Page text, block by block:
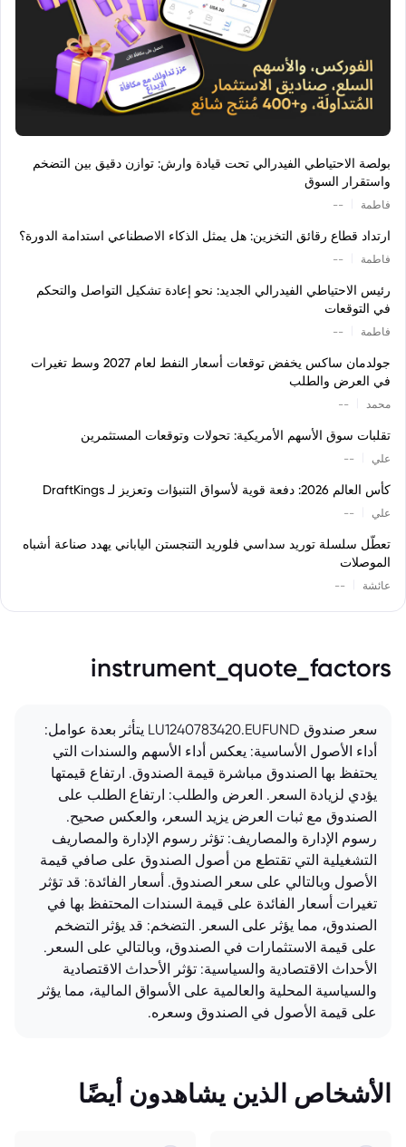
بولصة الاحتياطي الفيدرالي تحت قيادة وارش: توازن دقيق بين التضخم
واستقرار السوق
فاطمة --
ارتداد قطاع رقائق التخزين: هل يمثل الذكاء الاصطناعي استدامة الدورة؟
فاطمة --
رئيس الاحتياطي الفيدرالي الجديد: نحو إعادة تشكيل التواصل والتحكم
في التوقعات
فاطمة --
جولدمان ساكس يخفض توقعات أسعار النفط لعام 2027 وسط تغيرات
في العرض والطلب
محمد --
تقلبات سوق الأسهم الأمريكية: تحولات وتوقعات المستثمرين
علي --
كأس العالم 2026: دفعة قوية لأسواق التنبؤات وتعزيز لـ DraftKings
علي --
تعطّل سلسلة توريد سداسي فلوريد التنجستن الياباني يهدد صناعة أشباه
الموصلات
عائشة --
instrument_quote_factors
سعر صندوق LU1240783420.EUFUND يتأثر بعدة عوامل:
أداء الأصول الأساسية: يعكس أداء الأسهم والسندات التي
يحتفظ بها الصندوق مباشرة قيمة الصندوق. ارتفاع قيمتها
يؤدي لزيادة السعر. العرض والطلب: ارتفاع الطلب على
الصندوق مع ثبات العرض يزيد السعر، والعكس صحيح.
رسوم الإدارة والمصاريف: تؤثر رسوم الإدارة والمصاريف
التشغيلية التي تقتطع من أصول الصندوق على صافي قيمة
الأصول وبالتالي على سعر الصندوق. أسعار الفائدة: قد تؤثر
تغيرات أسعار الفائدة على قيمة السندات المحتفظ بها في
الصندوق، مما يؤثر على السعر. التضخم: قد يؤثر التضخم
على قيمة الاستثمارات في الصندوق، وبالتالي على السعر.
الأحداث الاقتصادية والسياسية: تؤثر الأحداث الاقتصادية
والسياسية المحلية والعالمية على الأسواق المالية، مما يؤثر
على قيمة الأصول في الصندوق وسعره.
الأشخاص الذين يشاهدون أيضًا